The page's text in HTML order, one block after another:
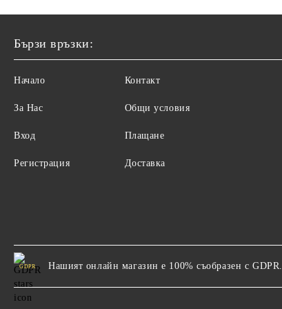
Бързи връзки:
Начало
За Нас
Вход
Регистрация
Контакт
Общи условия
Плащане
Доставка
GDPR Нашият онлайн магазин е 100% съобразен с GDPR.